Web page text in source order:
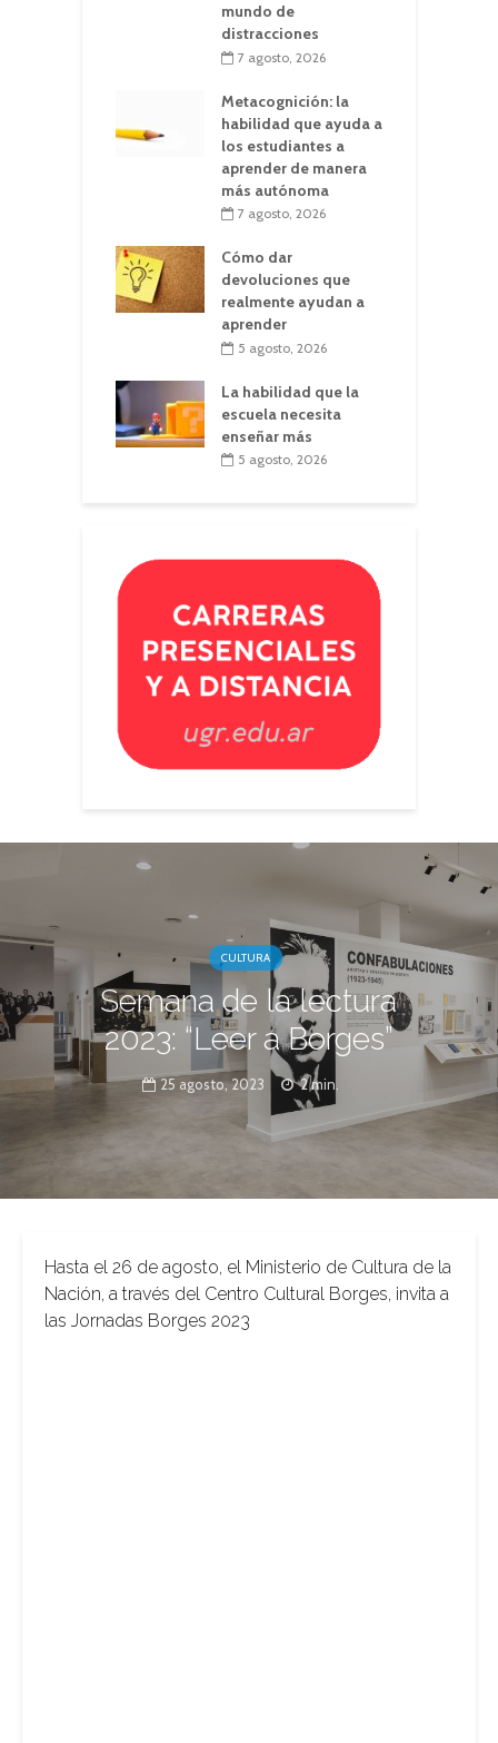
mundo de
distracciones
7 agosto, 2026
Metacognición: la
habilidad que ayuda a
los estudiantes a
aprender de manera
más autónoma
7 agosto, 2026
Cómo dar
devoluciones que
realmente ayudan a
aprender
5 agosto, 2026
La habilidad que la
escuela necesita
enseñar más
5 agosto, 2026
CULTURA
Semana de la lectura
2023: “Leer a Borges”
25 agosto, 2023 2 min.
Hasta el 26 de agosto, el Ministerio de Cultura de la
Nación, a través del Centro Cultural Borges, invita a
las Jornadas Borges 2023